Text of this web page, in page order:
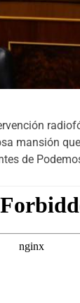
mansión
de